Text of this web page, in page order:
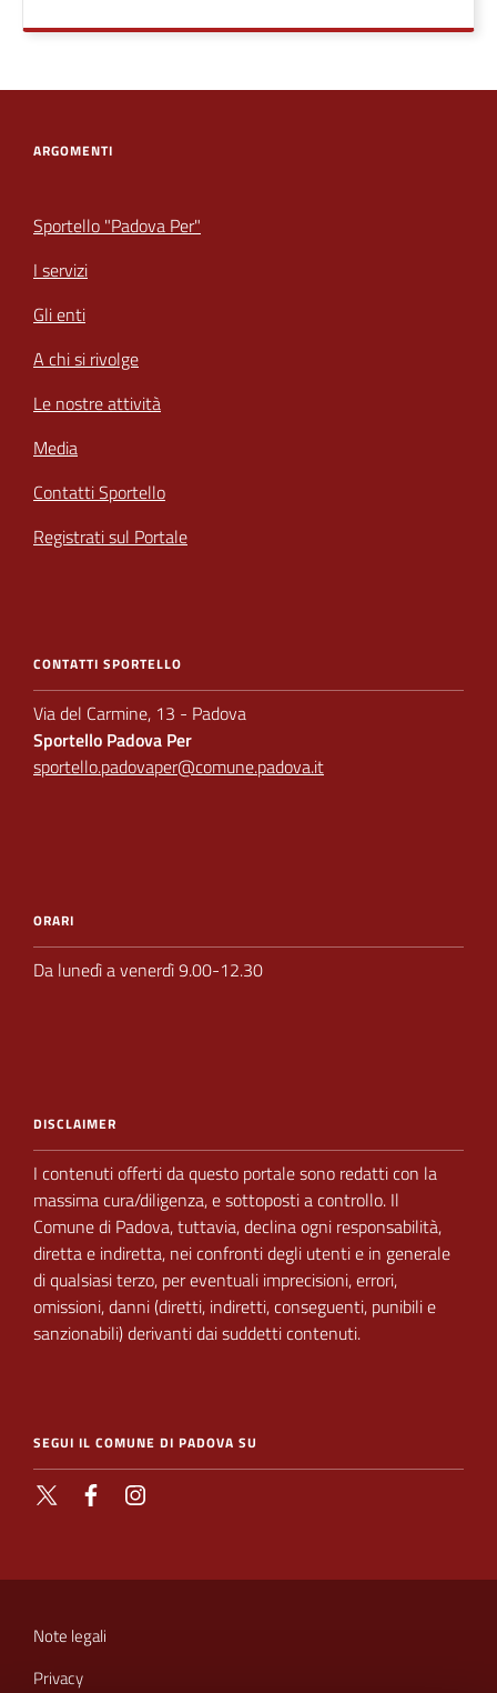
ARGOMENTI
Sportello "Padova Per"
I servizi
Gli enti
A chi si rivolge
Le nostre attività
Media
Contatti Sportello
Registrati sul Portale
CONTATTI SPORTELLO
Via del Carmine, 13 - Padova
Sportello Padova Per
sportello.padovaper@comune.padova.it
ORARI
Da lunedì a venerdì 9.00-12.30
DISCLAIMER
I contenuti offerti da questo portale sono redatti con la
massima cura/diligenza, e sottoposti acontrollo. Il
Comune di Padova,tuttavia, declina ogni responsabilità,
diretta e indiretta, neiconfronti degli utenti e in generale
di qualsiasi terzo, per eventuali imprecisioni, errori,
omissioni, danni (diretti, indiretti, conseguenti, punibili e
sanzionabili) derivanti dai suddetti contenuti.
SEGUI IL COMUNE DI PADOVA SU
Facebook
UTILI
Note legali
Privacy